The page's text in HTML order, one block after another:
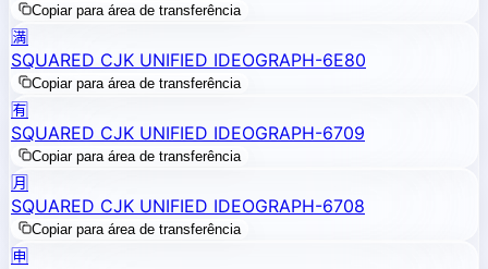
Copiar para área de transferência
🈵
SQUARED CJK UNIFIED IDEOGRAPH-6E80
Copiar para área de transferência
🈶
SQUARED CJK UNIFIED IDEOGRAPH-6709
Copiar para área de transferência
🈷️
SQUARED CJK UNIFIED IDEOGRAPH-6708
Copiar para área de transferência
🈸